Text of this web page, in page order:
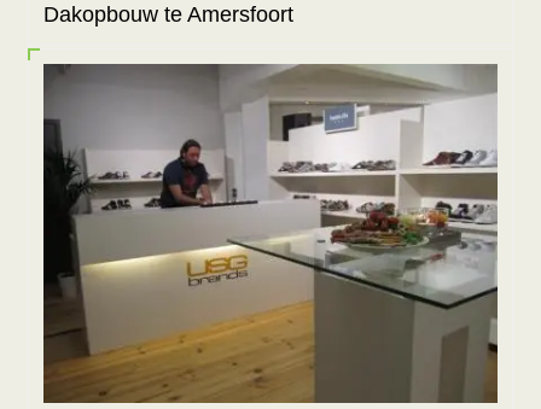
Dakopbouw te Amersfoort